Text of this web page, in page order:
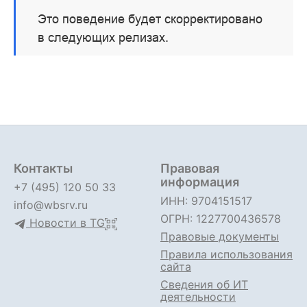
Это поведение будет скорректировано
в следующих релизах.
Контакты
+7 (495) 120 50 33
info@wbsrv.ru
Новости в TG
Правовая
информация
ИНН: 9704151517
ОГРН: 1227700436578
Правовые документы
Правила использования
сайта
Сведения об ИТ
деятельности